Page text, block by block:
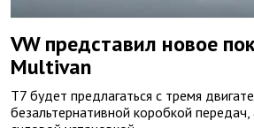
VW представил новое
Multivan
T7 будет предлагаться с тремя
безальтернативной коробкой